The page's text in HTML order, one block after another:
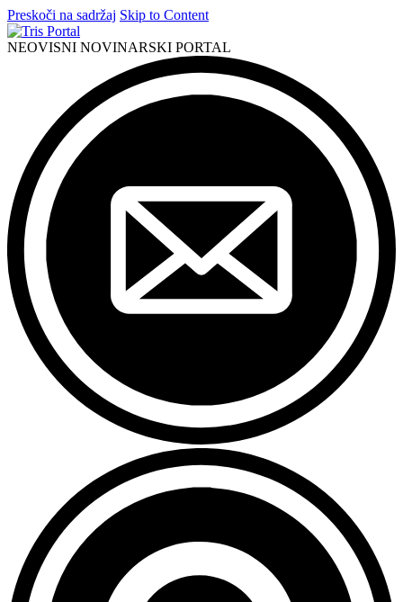
Preskoči na sadržaj Skip to Content
NEOVISNI NOVINARSKI PORTAL